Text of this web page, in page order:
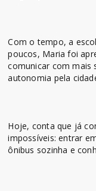
Com o tempo, a
poucos, Maria foi
comunicar com mais
autonomia pela
Hoje, conta que já
impossíveis: entrar
ônibus sozinha e